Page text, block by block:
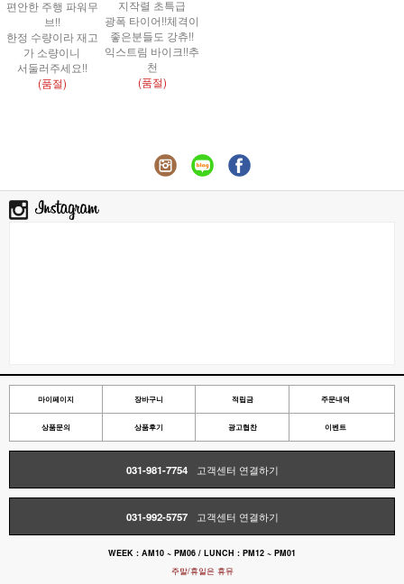
편안한 주행 파워무
브!!
한정 수량이라 재고
가 소량이니
서둘러주세요!!
(품절)
지작렬 초특급
광폭 타이어!!체격이
좋은분들도 강츄!!
익스트림 바이크!!추
천
(품절)
마이페이지 장바구니 적립금 주문내역
상품문의 상품후기 광고협찬 이벤트
031-981-7754 고객센터 연결하기
031-992-5757 고객센터 연결하기
WEEK : AM10 ~ PM06 / LUNCH : PM12 ~ PM01
주말/휴일은 휴뮤